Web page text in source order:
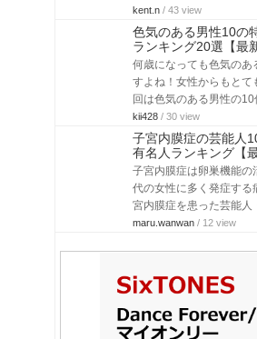
kent.n / 43 view
色気のある男性10の
ランキング20選【最
何歳になっても色気のあ
すよね！女性からもとて
回は色気のある男性の
kii428 / 30 view
子宮内膜症の芸能人
有名人ランキング【
子宮内膜症は卵巣機能の
代の女性に多く発症する
宮内膜症を患った芸能
maru.wanwan / 12 view